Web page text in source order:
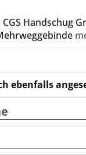
CGS Handschug
ebenfalls